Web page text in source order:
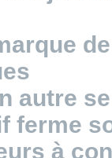
autre
ferme
à